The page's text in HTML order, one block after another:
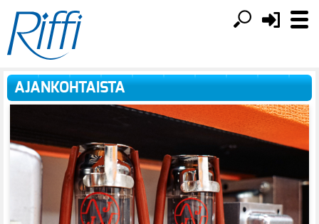
AJANKOHTAISTA